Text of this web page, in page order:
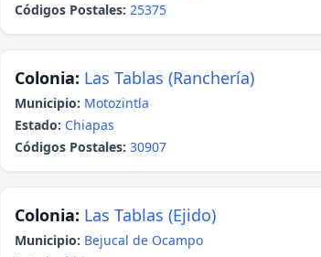
Códigos Postales: 25375
Colonia: Las Tablas (Ranchería)
Municipio: Motozintla
Estado: Chiapas
Códigos Postales: 30907
Colonia: Las Tablas (Ejido)
Municipio: Bejucal de Ocampo